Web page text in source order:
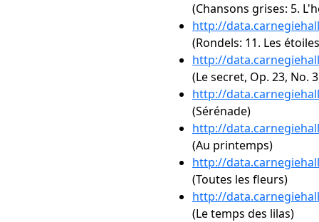
(Chansons grises: 5.
http://
(Rondels: 11. Les
http://
(Le secret, Op. 23, No.
http://
(Sérénade)
http://
(Au printemps)
http://
(Toutes les fleurs)
http://
(Le temps des lilas)